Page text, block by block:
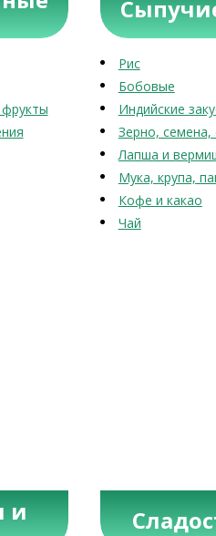
Рис
Бобовые
Индийские
Зерно, семена,
Лапша и
Мука, крупа,
Кофе и какао
Чай
и